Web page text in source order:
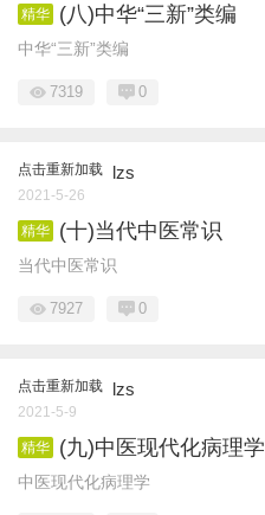
精华 (八)中华“三新”类编
中华“三新”类编
7319 0
点击重新加载 lzs
2021-5-26
精华 (十)当代中医常识
当代中医常识
7927 0
点击重新加载 lzs
2021-5-9
精华 (九)中医现代化病理学
中医现代化病理学